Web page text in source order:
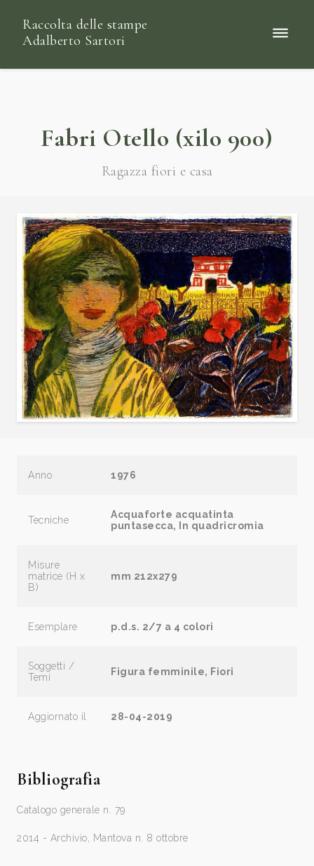
Raccolta delle stampe
Adalberto Sartori
Fabri Otello (xilo 900)
Ragazza fiori e casa
Anno 1976
Tecniche
Acquaforte acquatinta
puntasecca, In quadricromia
Misure
matrice (H x
B)
mm 212x279
Esemplare p.d.s. 2/7 a 4 colori
Soggetti /
Temi
Figura femminile, Fiori
Aggiornato il 28-04-2019
Bibliografia
Catalogo generale n. 79
2014 - Archivio, Mantova n. 8 ottobre